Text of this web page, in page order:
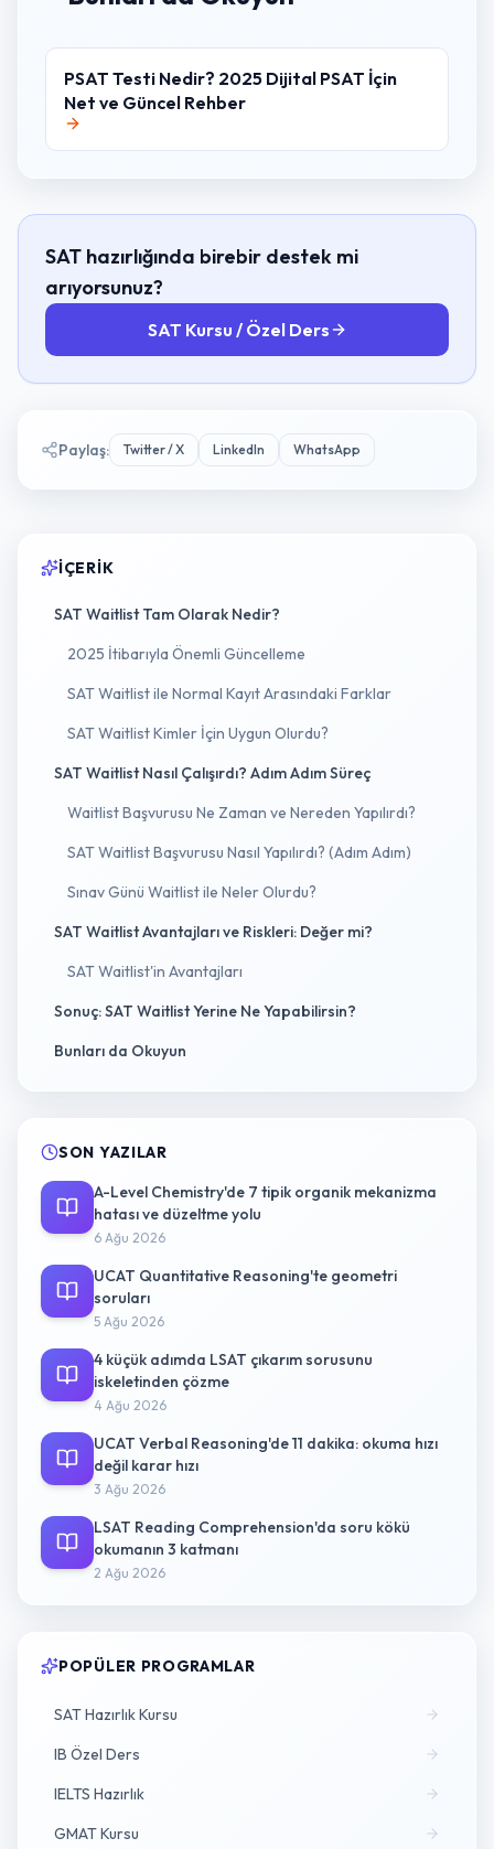
PSAT Testi Nedir? 2025 Dijital PSAT İçin
Net ve Güncel Rehber
SAT hazırlığında birebir destek mi
arıyorsunuz?
SAT Kursu / Özel Ders
Paylaş: Twitter / X LinkedIn WhatsApp
İÇERIK
SAT Waitlist Tam Olarak Nedir?
2025 İtibarıyla Önemli Güncelleme
SAT Waitlist ile Normal Kayıt Arasındaki Farklar
SAT Waitlist Kimler İçin Uygun Olurdu?
SAT Waitlist Nasıl Çalışırdı? Adım Adım Süreç
Waitlist Başvurusu Ne Zaman ve Nereden Yapılırdı?
SAT Waitlist Başvurusu Nasıl Yapılırdı? (Adım Adım)
Sınav Günü Waitlist ile Neler Olurdu?
SAT Waitlist Avantajları ve Riskleri: Değer mi?
SAT Waitlist'in Avantajları
Sonuç: SAT Waitlist Yerine Ne Yapabilirsin?
Bunları da Okuyun
SON YAZILAR
A-Level Chemistry'de 7 tipik organik mekanizma
hatası ve düzeltme yolu
6 Ağu 2026
UCAT Quantitative Reasoning'te geometri
soruları
5 Ağu 2026
4 küçük adımda LSAT çıkarım sorusunu
iskeletinden çözme
4 Ağu 2026
UCAT Verbal Reasoning'de 11 dakika: okuma hızı
değil karar hızı
3 Ağu 2026
LSAT Reading Comprehension'da soru kökü
okumanın 3 katmanı
2 Ağu 2026
POPÜLER PROGRAMLAR
SAT Hazırlık Kursu
IB Özel Ders
IELTS Hazırlık
GMAT Kursu